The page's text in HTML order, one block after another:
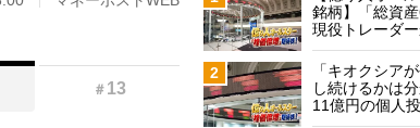
＃ 13
銘柄】「総資
現役トレーダー
2
「キオクシア
し続けるかは
11億円の個人